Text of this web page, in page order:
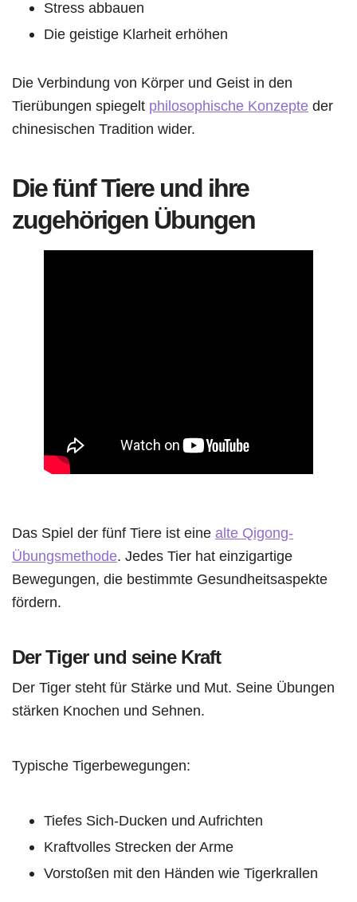
Stress abbauen
Die geistige Klarheit erhöhen
Die Verbindung von Körper und Geist in den
Tierübungen spiegelt philosophische Konzepte der
chinesischen Tradition wider.
Die fünf Tiere und ihre
zugehörigen Übungen
Das Spiel der fünf Tiere ist eine alte Qigong-
Übungsmethode. Jedes Tier hat einzigartige
Bewegungen, die bestimmte Gesundheitsaspekte
fördern.
Der Tiger und seine Kraft
Der Tiger steht für Stärke und Mut. Seine Übungen
stärken Knochen und Sehnen.
Typische Tigerbewegungen:
Tiefes Sich-Ducken und Aufrichten
Kraftvolles Strecken der Arme
Vorstoßen mit den Händen wie Tigerkrallen